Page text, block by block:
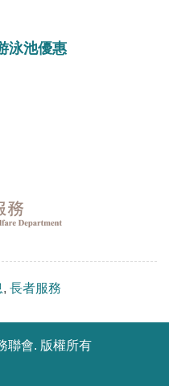
泳池優惠
, 長者服務
聯會. 版權所有